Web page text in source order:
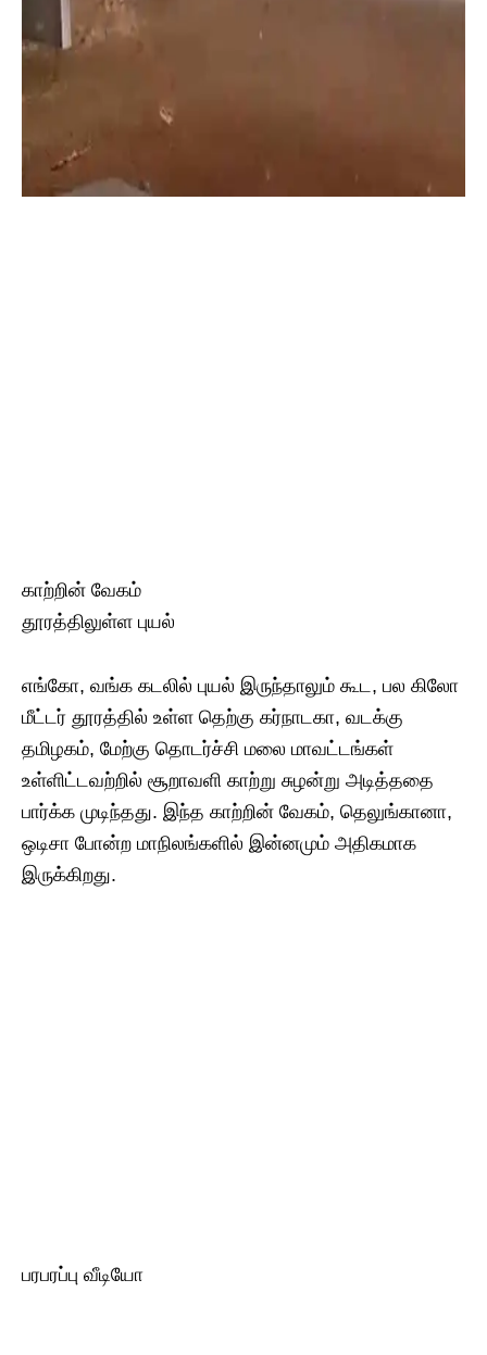
காற்றின் வேகம்
தூரத்திலுள்ள புயல்
எங்கோ, வங்க கடலில் புயல் இருந்தாலும் கூட, பல கிலோ
மீட்டர் தூரத்தில் உள்ள தெற்கு கர்நாடகா, வடக்கு
தமிழகம், மேற்கு தொடர்ச்சி மலை மாவட்டங்கள்
உள்ளிட்டவற்றில் சூறாவளி காற்று சுழன்று அடித்ததை
பார்க்க முடிந்தது. இந்த காற்றின் வேகம், தெலுங்கானா,
ஒடிசா போன்ற மாநிலங்களில் இன்னமும் அதிகமாக
இருக்கிறது.
பரபரப்பு வீடியோ